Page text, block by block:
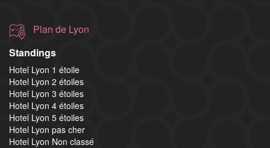
Plan de Lyon
Standings
Hotel Lyon 1 étoile
Hotel Lyon 2 étoiles
Hotel Lyon 3 étoiles
Hotel Lyon 4 étoiles
Hotel Lyon 5 étoiles
Hotel Lyon pas cher
Hotel Lyon Non classé